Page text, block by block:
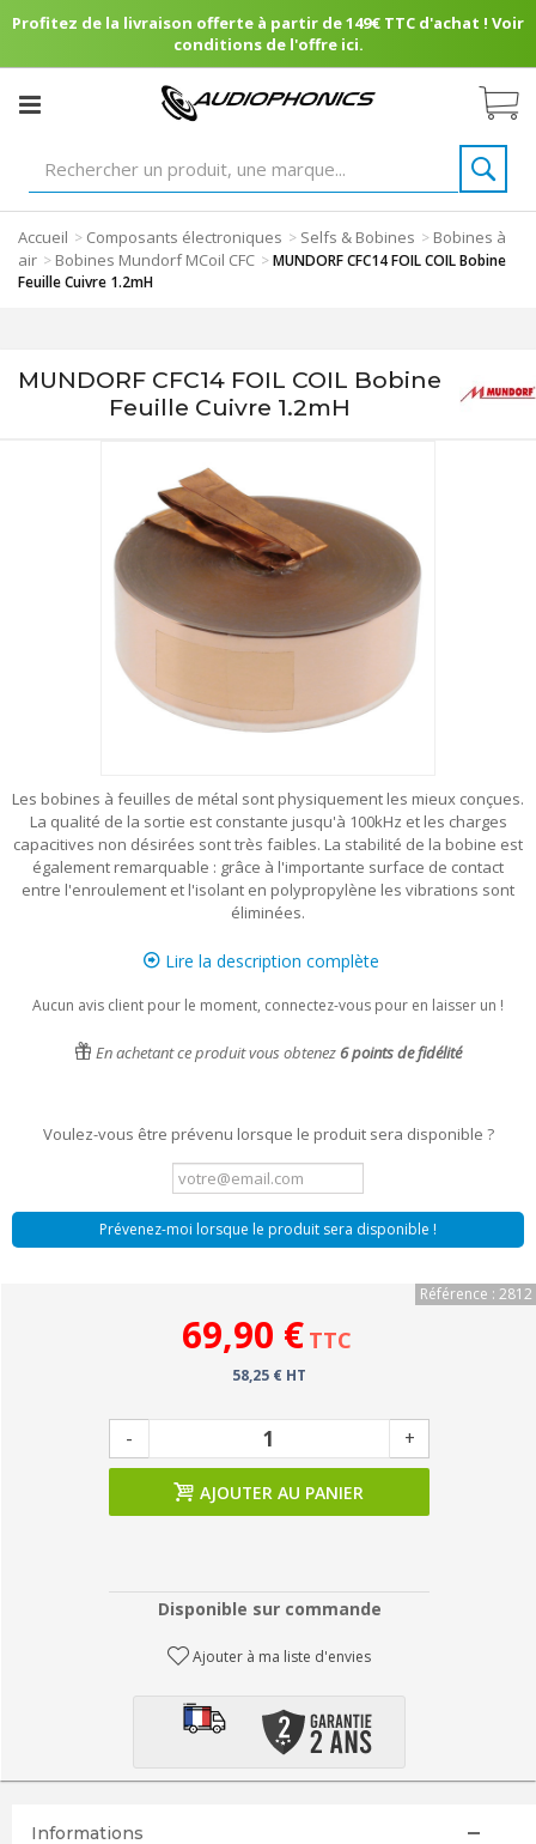
Profitez de la livraison offerte à partir de 149€ TTC d'achat ! Voir
conditions de l'offre ici.
Accueil > Composants électroniques > Selfs & Bobines > Bobines à
air > Bobines Mundorf MCoil CFC >MUNDORF CFC14 FOIL COIL Bobine
Feuille Cuivre 1.2mH
MUNDORF CFC14 FOIL COIL Bobine
Feuille Cuivre 1.2mH
Les bobines à feuilles de métal sont physiquement les mieux conçues.
La qualité de la sortie est constante jusqu'à 100kHz et les charges
capacitives non désirées sont très faibles. La stabilité de la bobine est
également remarquable : grâce à l'importante surface de contact
entre l'enroulement et l'isolant en polypropylène les vibrations sont
éliminées.
Lire la description complète
Aucun avis client pour le moment, connectez-vous pour en laisser un !
En achetant ce produit vous obtenez 6points de fidélité
Voulez-vous être prévenu lorsque le produit sera disponible ?
Prévenez-moi lorsque le produit sera disponible !
Référence : 2812
69,90 € TTC
58,25 € HT
- +
AJOUTER AU PANIER
Disponible sur commande
Ajouter à ma liste d'envies
Informations